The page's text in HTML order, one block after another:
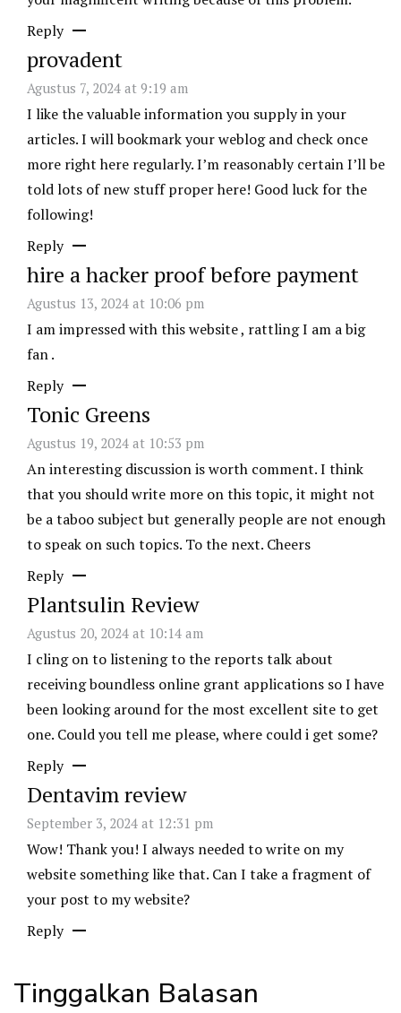
Reply
provadent
Agustus 7, 2024 at 9:19 am
I like the valuable information you supply in your
articles. I will bookmark your weblog and check once
more right here regularly. I’m reasonably certain I’ll be
told lots of new stuff proper here! Good luck for the
following!
Reply
hire a hacker proof before payment
Agustus 13, 2024 at 10:06 pm
I am impressed with this website , rattling I am a big
fan .
Reply
Tonic Greens
Agustus 19, 2024 at 10:53 pm
An interesting discussion is worth comment. I think
that you should write more on this topic, it might not
be a taboo subject but generally people are not enough
to speak on such topics. To the next. Cheers
Reply
Plantsulin Review
Agustus 20, 2024 at 10:14 am
I cling on to listening to the reports talk about
receiving boundless online grant applications so I have
been looking around for the most excellent site to get
one. Could you tell me please, where could i get some?
Reply
Dentavim review
September 3, 2024 at 12:31 pm
Wow! Thank you! I always needed to write on my
website something like that. Can I take a fragment of
your post to my website?
Reply
Tinggalkan Balasan